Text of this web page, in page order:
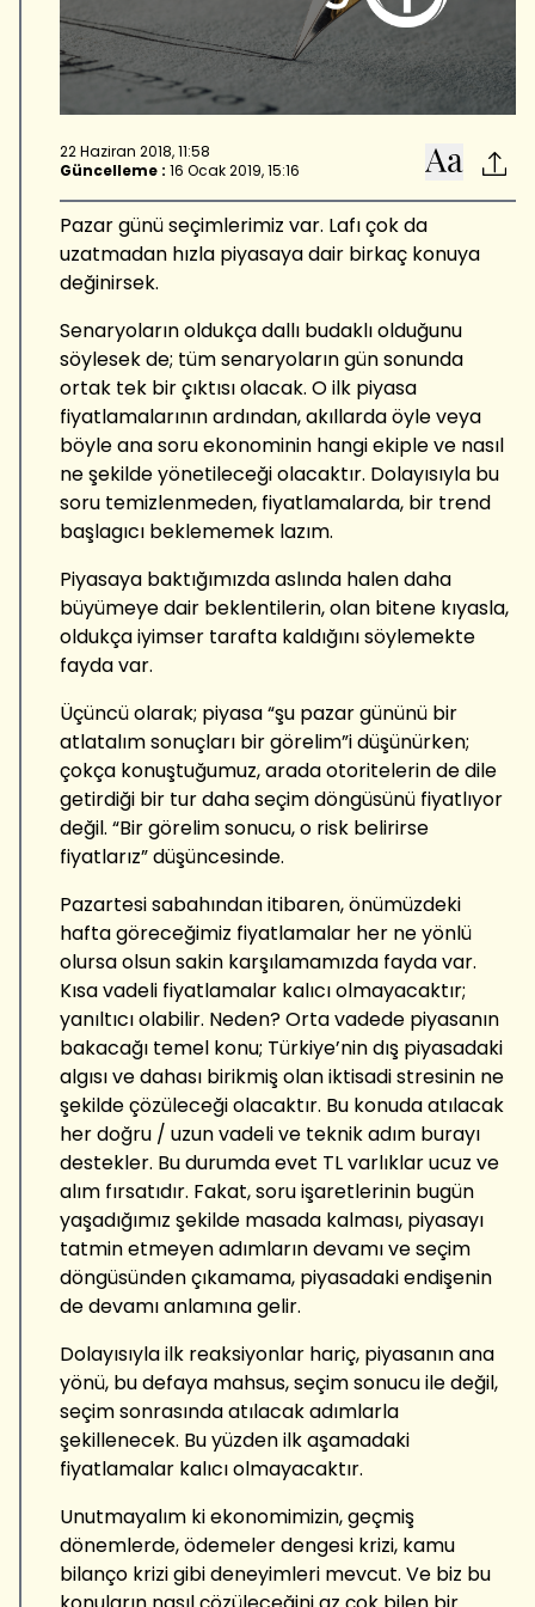
yılından bu yana, eş zamanlı olarak, Bloomberg HT'de
Pazartesi ve Perşembe günleri İlk Söz ve Küresel Piyasalar
programlarında profesyonel yorumcu olarak da yayın
yapmakta ve BloombergHT'de düzenli köşe yazmaktadır.
Aralık 2020 tarihinden itibaren TUSIAD Başekonomistliğine
Özyeğin Üniversitesi'nde, lisans ve yüksek lisansta
"davranışsal finans", "Türkiye ekonomisinde makro verilerin
okunması", ve "makroekonomik tahmin yöntemleri"
derslerini vermektedir.
22 Haziran 2018, 11:58
Güncelleme : 16 Ocak 2019, 15:16
Pazar günü seçimlerimiz var. Lafı çok da
uzatmadan hızla piyasaya dair birkaç konuya
değinirsek.
Senaryoların oldukça dallı budaklı olduğunu
söylesek de; tüm senaryoların gün sonunda
ortak tek bir çıktısı olacak. O ilk piyasa
fiyatlamalarının ardından, akıllarda öyle veya
böyle ana soru ekonominin hangi ekiple ve nasıl
ne şekilde yönetileceği olacaktır. Dolayısıyla bu
soru temizlenmeden, fiyatlamalarda, bir trend
başlagıcı beklememek lazım.
Piyasaya baktığımızda aslında halen daha
büyümeye dair beklentilerin, olan bitene kıyasla,
oldukça iyimser tarafta kaldığını söylemekte
fayda var.
Üçüncü olarak; piyasa “şu pazar gününü bir
atlatalım sonuçları bir görelim”i düşünürken;
çokça konuştuğumuz, arada otoritelerin de dile
getirdiği bir tur daha seçim döngüsünü fiyatlıyor
değil. “Bir görelim sonucu, o risk belirirse
fiyatlarız” düşüncesinde.
Pazartesi sabahından itibaren, önümüzdeki
hafta göreceğimiz fiyatlamalar her ne yönlü
olursa olsun sakin karşılamamızda fayda var.
Kısa vadeli fiyatlamalar kalıcı olmayacaktır;
yanıltıcı olabilir. Neden? Orta vadede piyasanın
bakacağı temel konu; Türkiye’nin dış piyasadaki
algısı ve dahası birikmiş olan iktisadi stresinin ne
şekilde çözüleceği olacaktır. Bu konuda atılacak
her doğru / uzun vadeli ve teknik adım burayı
destekler. Bu durumda evet TL varlıklar ucuz ve
alım fırsatıdır. Fakat, soru işaretlerinin bugün
yaşadığımız şekilde masada kalması, piyasayı
tatmin etmeyen adımların devamı ve seçim
döngüsünden çıkamama, piyasadaki endişenin
de devamı anlamına gelir.
Dolayısıyla ilk reaksiyonlar hariç, piyasanın ana
yönü, bu defaya mahsus, seçim sonucu ile değil,
seçim sonrasında atılacak adımlarla
şekillenecek. Bu yüzden ilk aşamadaki
fiyatlamalar kalıcı olmayacaktır.
Unutmayalım ki ekonomimizin, geçmiş
dönemlerde, ödemeler dengesi krizi, kamu
bilanço krizi gibi deneyimleri mevcut. Ve biz bu